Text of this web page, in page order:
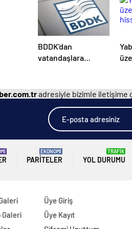
BDDK'dan
vatandaşlara
adresiyle bizimle iletişime
PARITELER
EKONOMİ
YOL DURUMU
TRAFİK
Galeri
Üye Giriş
Üye Kayıt